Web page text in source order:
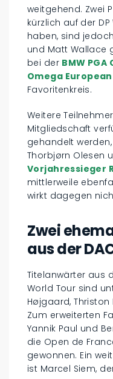
weitgehend. Zwei
kürzlich auf der
haben, sind
und Matt Wallace
bei der BMW
Omega
Favoritenkreis.
Weitere
Mitgliedschaft
gehandelt
Thorbjørn Olesen
Vorjahressieger
mittlerweile
wirkt dagegen
Zwei
aus der
Titelanwärter aus
World Tour sind
Højgaard,
Zum erweiterten
Yannik Paul und
die Open de
gewonnen. Ein
ist Marcel Siem,